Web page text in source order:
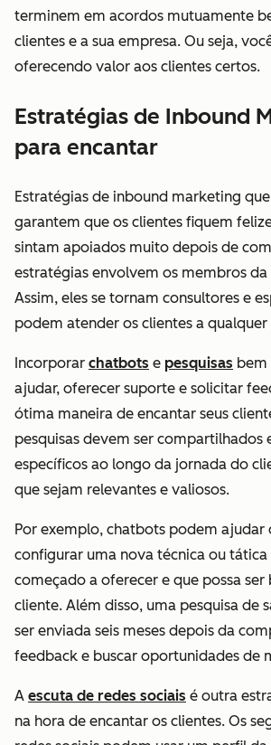
terminem em acordos mutuamente
clientes e a sua empresa. Ou seja,
oferecendo valor aos clientes certos.
Estratégias de Inbound
para encantar
Estratégias de inbound marketing
garantem que os clientes fiquem
sintam apoiados muito depois de
estratégias envolvem os membros da
Assim, eles se tornam consultores e
podem atender os clientes a
Incorporar chatbots e pesquisas bem
ajudar, oferecer suporte e solicitar
ótima maneira de encantar seus
pesquisas devem ser compartilhados
específicos ao longo da jornada do
que sejam relevantes e valiosos.
Por exemplo, chatbots podem ajudar
configurar uma nova técnica ou
começado a oferecer e que possa ser
cliente. Além disso, uma pesquisa de
ser enviada seis meses depois da
feedback e buscar oportunidades de
A escuta de redes sociais é outra
na hora de encantar os clientes. Os